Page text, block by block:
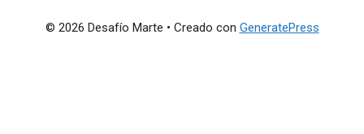
© 2026 Desafío Marte • Creado con GeneratePress